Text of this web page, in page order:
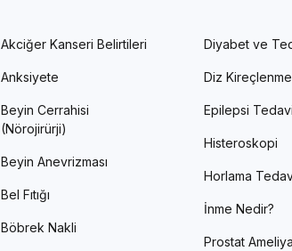
Akciğer Kanseri Belirtileri
Anksiyete
Beyin Cerrahisi
(Nörojirürji)
Beyin Anevrizması
Bel Fıtığı
Böbrek Nakli
Diyabet ve
Diz
Epilepsi
Histeroskopi
Horlama
İnme Nedir?
Prostat